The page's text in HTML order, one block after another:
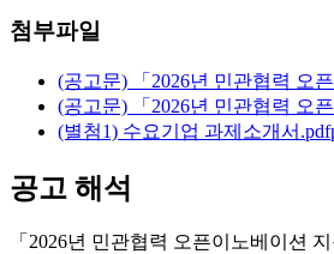
첨부파일
(공고문) 「2026년 민관협력 오
(공고문) 「2026년 민관협력 오
(별첨1) 수요기업 과제소개서.pdf
공고 해석
「2026년 민관협력 오픈이노베이션